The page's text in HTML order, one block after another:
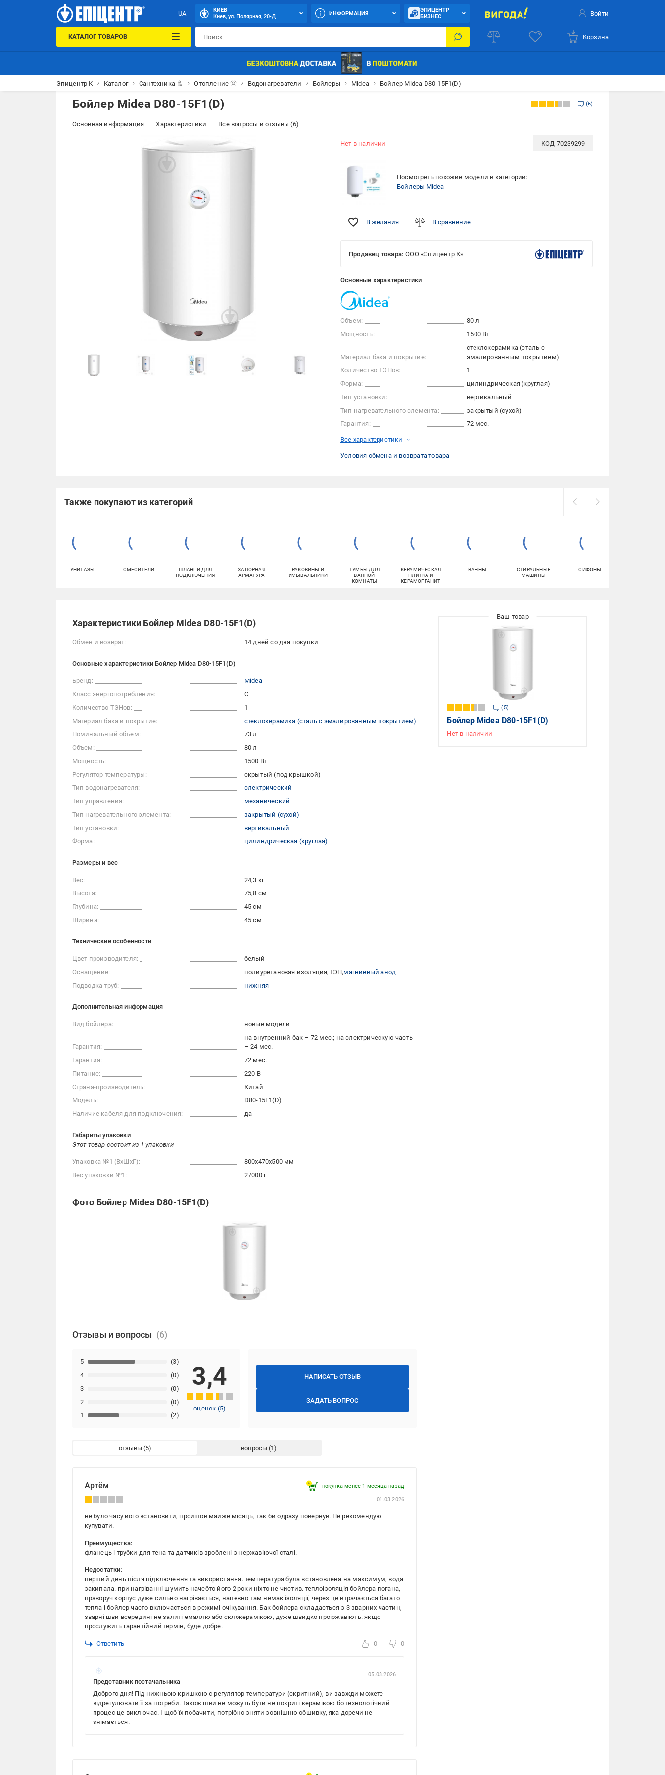
UA
КИЕВ
Киев, ул. Полярная, 20-Д
ИНФОРМАЦИЯ
ЭПИЦЕНТР
БИЗНЕС
Войти
КАТАЛОГ ТОВАРОВ Корзина
Эпицентр К Каталог Сантехника 🚿 Отопление 🌞 Водонагреватели Бойлеры Midea Бойлер Midea D80-15F1(D)
Бойлер Midea D80-15F1(D) 5
Основная информация Характеристики Все вопросы и отзывы (6)
Нет в наличии КОД 70239299
Посмотреть похожие модели в категории:
Бойлеры Midea
В желания В сравнение
Продавец товара: ООО «Эпицентр К»
Основные характеристики
Объем:
80 л
Мощность:
1500 Вт
Материал бака и покрытие:
стеклокерамика (сталь с
эмалированным покрытием)
Количество ТЭНов:
1
Форма:
цилиндрическая (круглая)
Тип установки:
вертикальный
Тип нагревательного элемента:
закрытый (сухой)
Гарантия:
72 мес.
Все характеристики
Условия обмена и возврата товара
Также покупают из категорий
УНИТАЗЫ СМЕСИТЕЛИ
ШЛАНГИ ДЛЯ
ПОДКЛЮЧЕНИЯ
ЗАПОРНАЯ
АРМАТУРА
РАКОВИНЫ И
УМЫВАЛЬНИКИ
ТУМБЫ ДЛЯ
ВАННОЙ
КОМНАТЫ
КЕРАМИЧЕСКАЯ
ПЛИТКА И
КЕРАМОГРАНИТ
ВАННЫ
СТИРАЛЬНЫЕ
МАШИНЫ
СИФОНЫ
Характеристики Бойлер Midea D80-15F1(D)
Обмен и возврат: 14 дней со дня покупки
Основные характеристики Бойлер Midea D80-15F1(D)
Бренд:
Midea
Класс энергопотребления:
C
Количество ТЭНов:
1
Материал бака и покрытие:
стеклокерамика (сталь с эмалированным покрытием)
Номинальный объем:
73 л
Объем:
80 л
Мощность:
1500 Вт
Регулятор температуры:
скрытый (под крышкой)
Тип водонагревателя:
электрический
Тип управления:
механический
Тип нагревательного элемента:
закрытый (сухой)
Тип установки:
вертикальный
Форма:
цилиндрическая (круглая)
Размеры и вес
Вес:
24,3 кг
Высота:
75,8 см
Глубина:
45 см
Ширина:
45 см
Технические особенности
Цвет производителя:
белый
Оснащение:
полиуретановая изоляция ТЭН магниевый анод
Подводка труб:
нижняя
Дополнительная информация
Вид бойлера: новые модели
Гарантия:
на внутренний бак – 72 мес.; на электрическую часть
– 24 мес.
Гарантия:
72 мес.
Питание:
220 В
Страна-производитель:
Китай
Модель:
D80-15F1(D)
Наличие кабеля для подключения:
да
Габариты упаковки
Этот товар состоит из 1 упаковки
Упаковка №1 (ВхШхГ):
800x470x500 мм
Вес упаковки №1:
27000 г
Фото Бойлер Midea D80-15F1(D)
Отзывы и вопросы
НАПИСАТЬ ОТЗЫВ
ЗАДАТЬ ВОПРОС
1 (2)
2 (0)
3 (0)
4 (0)
5 (3)
3,4
оценок (5)
отзывы вопросы
Артём покупка менее 1 месяца назад
01.03.2026
не було часу його встановити, пройшов майже місяць, так би одразу повернув. Не рекомендую
купувати.
Преимущества:
фланець і трубки для тена та датчиків зроблені з нержавіючої сталі.
Недостатки:
перший день після підключення та використання. температура була встановлена ​​на максимум, вода
закипала. при нагріванні шумить начебто його 2 роки ніхто не чистив. теплоізоляція бойлера погана,
праворуч корпус дуже сильно нагрівається, напевно там немає ізоляції, через це втрачається багато
тепла і бойлер часто включається в режимі очікування. Бак бойлера складається з 3 зварних частин,
зварні шви всередині не залиті емаллю або склокерамікою, дуже швидко проіржавіють. якщо
прослужить гарантійний термін, буде добре.
Ответить 0 0
Представник постачальника
05.03.2026
Доброго дня! Під нижньою кришкою є регулятор температури (скритний), ви завжди можете
відрегулювати її за потреби. Також шви не можуть бути не покриті керамікою бо технологічний
процес це виключає. І щоб їх побачити, потрібно зняти зовнішню обшивку, яка доречи не
знімається.
5
Бойлер Midea D80-15F1(D)
Нет в наличии